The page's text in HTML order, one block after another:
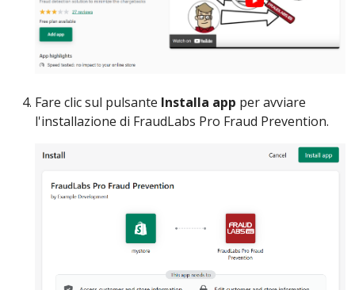
Fare clic sul pulsante Installa app per avviare
l'installazione di FraudLabs Pro Fraud Prevention.